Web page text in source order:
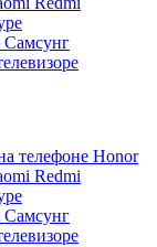
Самсунг
телефоне Honor
Redmi
Самсунг